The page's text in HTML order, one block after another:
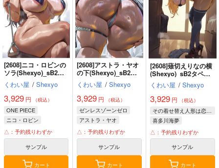
[2608]ニコ・ロビンの
ソラ(Shexyo)_sB2タ
ペストリー
くわい屋 / Shexyo
3,929 円 （税込）
ONE PIECE
ニコ・ロビン
△：予約残りわずか
サンプル
カート
[2608]アストラ・ヤオ
の下(Shexyo)_sB2タ
ペストリー
くわい屋 / Shexyo
3,929 円 （税込）
ゼンレスゾーンゼロ
アストラ・ヤオ
△：予約残りわずか
サンプル
カート
[2608]薙切えりなの横
(Shexyo)_sB2タペス
トリー
くわい屋 / Shexyo
3,929円 （税込）
その着せ替え人形は恋をする
喜多川海夢
△：予約残りわずか
サンプル
カート